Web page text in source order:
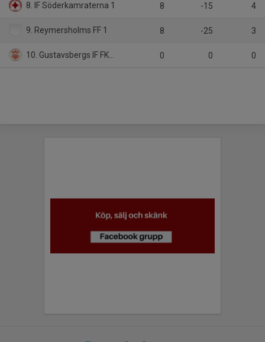
8. IF Söderkamraterna 1 8 -15 4
9. Reymersholms FF 1 8 -25 3
10. Gustavsbergs IF FK U19 Vit 0 0 0